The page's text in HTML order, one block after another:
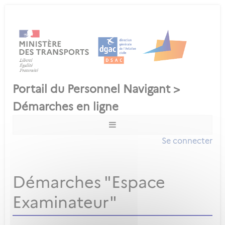
Se connecter
Démarches "Espace
Examinateur"